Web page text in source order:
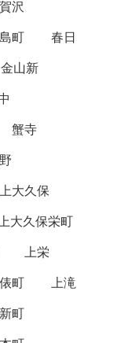
沢
町
春日
金山新
蟹寺
上大久保
大久保栄町
上栄
町
上滝
町